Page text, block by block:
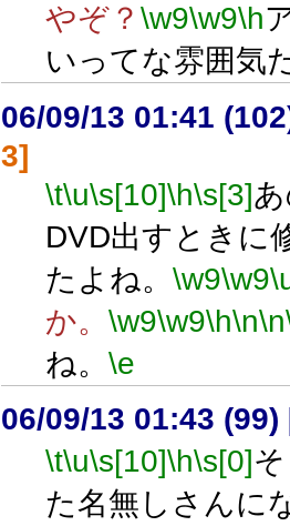
やぞ？ \w9\w9\h
いってな雰囲気
06/09/13 01:41
3]
\t\u\s[10]\h\s[3]
DVD出すときに
たよね。 \w9\w9
か。 \w9\w9\h\n\n
ね。 \e
06/09/13 01:43 (99)
\t\u\s[10]\h\s[0]
た名無しさんに